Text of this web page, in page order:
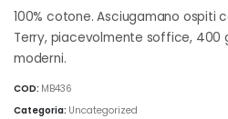
100% cotone. Asciugamano ospiti
Terry, piacevolmente soffice, 400
moderni.
COD: MB436
Categoria: Uncategorized